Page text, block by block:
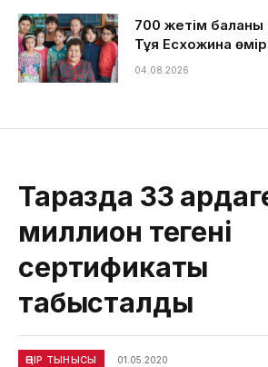
700 жетім баланы
Тұяқ Есхожина
04.08.2026
Таразда 33
миллион теңгенің
сертификаты
табысталды
ӨҢІР ТЫНЫСЫ 01.05.2020